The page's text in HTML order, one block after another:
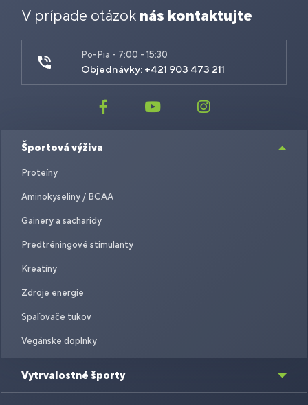
V prípade otázok nás kontaktujte
Po-Pia - 7:00 - 15:30
Objednávky: +421 903 473 211
Športová výživa
Proteíny
Aminokyseliny / BCAA
Gainery a sacharidy
Predtréningové stimulanty
Kreatíny
Zdroje energie
Spaľovače tukov
Vegánske doplnky
Vytrvalostné športy